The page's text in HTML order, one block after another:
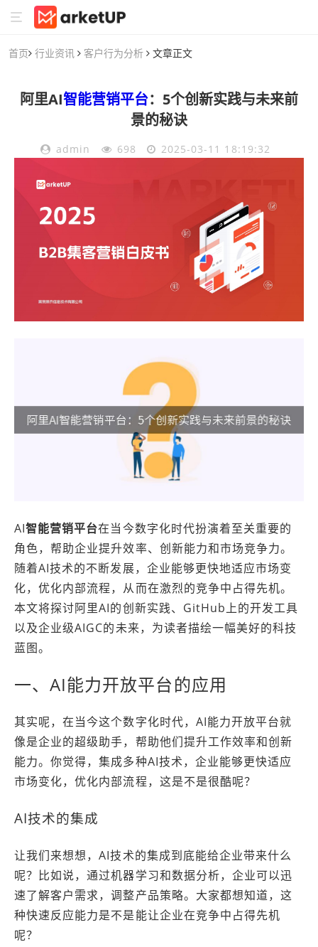
首页 行业资讯 客户行为分析 文章正文
阿里AI智能营销平台：5个创新实践与未来前
景的秘诀
admin 698 2025-03-11 18:19:32
AI智能营销平台在当今数字化时代扮演着至关重要的
角色，帮助企业提升效率、创新能力和市场竞争力。
随着AI技术的不断发展，企业能够更快地适应市场变
化，优化内部流程，从而在激烈的竞争中占得先机。
本文将探讨阿里AI的创新实践、GitHub上的开发工具
以及企业级AIGC的未来，为读者描绘一幅美好的科技
蓝图。
一、AI能力开放平台的应用
其实呢，在当今这个数字化时代，AI能力开放平台就
像是企业的超级助手，帮助他们提升工作效率和创新
能力。你觉得，集成多种AI技术，企业能够更快适应
市场变化，优化内部流程，这是不是很酷呢？
AI技术的集成
让我们来想想，AI技术的集成到底能给企业带来什么
呢？比如说，通过机器学习和数据分析，企业可以迅
速了解客户需求，调整产品策略。大家都想知道，这
种快速反应能力是不是能让企业在竞争中占得先机
呢？